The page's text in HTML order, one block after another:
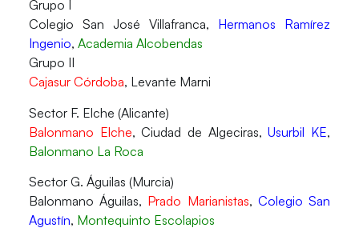
Grupo I
Colegio San José Villafranca, Hermanos Ramírez
Ingenio, Academia Alcobendas
Grupo II
Cajasur Córdoba, Levante Marni
Sector F. Elche (Alicante)
Balonmano Elche, Ciudad de Algeciras,Usurbil KE,
Balonmano La Roca
Sector G. Águilas (Murcia)
Balonmano Águilas, Prado Marianistas, Colegio San
Agustín, Montequinto Escolapios